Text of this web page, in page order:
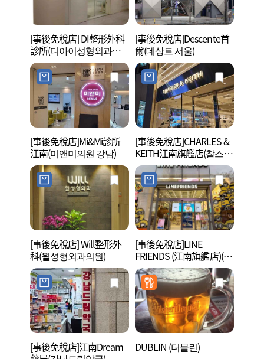
[事後免稅店] DI整形外科
診所(디아이성형외과의
원)
[事後免稅店]Descente首
爾(데상트 서울)
[事後免稅店]Mi&Mi診所
江南(미앤미의원 강남)
[事後免稅店]CHARLES &
KEITH江南旗艦店(찰스앤
키스 강남 플래그십스토
어)
[事後免稅店] Will整形外
科(윌성형외과의원)
[事後免稅店]LINE
FRIENDS (江南旗艦店)(라
인프렌즈 강남 플래그십
스토어)
[事後免稅店]江南Dream
DUBLIN (더블린)